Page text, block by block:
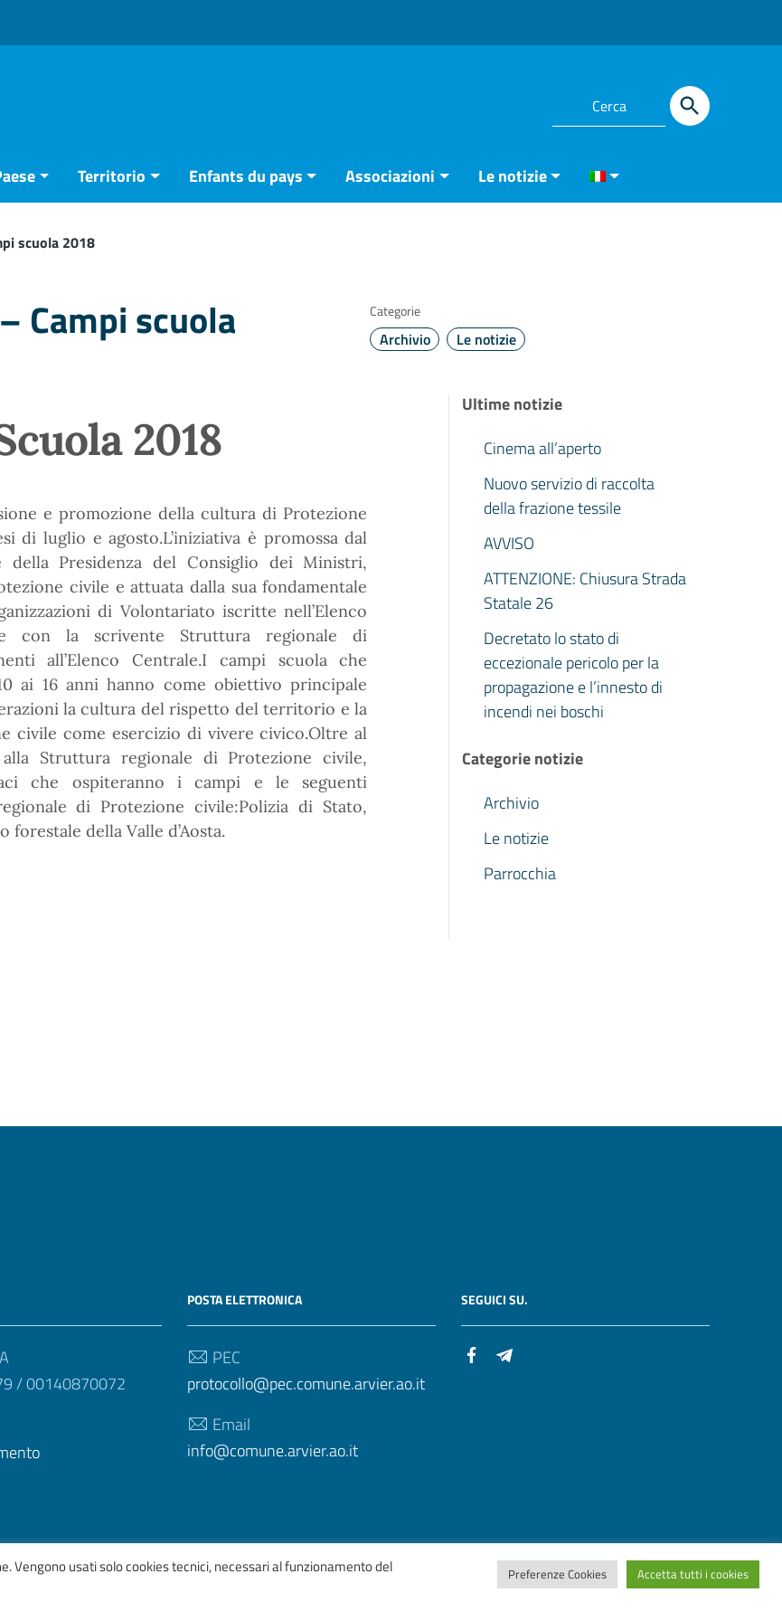
Territorio Enfants du pays Associazioni Le notizie
scuola 2018
Campi scuola Categorie
Archivio Le notizie
2018
e promozione della cultura di Protezione
di luglio e agosto.L’iniziativa è promossa dal
Presidenza del Consiglio dei Ministri,
civile e attuata dalla sua fondamentale
di Volontariato iscritte nell’Elenco
con la scrivente Struttura regionale di
all’Elenco Centrale.I campi scuola che
ai 16 anni hanno come obiettivo principale
la cultura del rispetto del territorio e la
civile come esercizio di vivere civico.Oltre al
Struttura regionale di Protezione civile,
che ospiteranno i campi e le seguenti
di Protezione civile:Polizia di Stato,
della Valle d’Aosta.
Ultime notizie
Cinema all’aperto
Nuovo servizio di raccolta
della frazione tessile
AVVISO
ATTENZIONE: Chiusura Strada
Statale 26
Decretato lo stato di
eccezionale pericolo per la
propagazione e l’innesto di
incendi nei boschi
Categorie notizie
Archivio
Le notizie
Parrocchia
/ 00140870072
POSTA ELETTRONICA
PEC
protocollo@pec.comune.arvier.ao.it
Email
info@comune.arvier.ao.it
SEGUICI SU.
Vengono usati solo cookies tecnici, necessari al funzionamento del Preferenze Cookies Accetta tutti i cookies